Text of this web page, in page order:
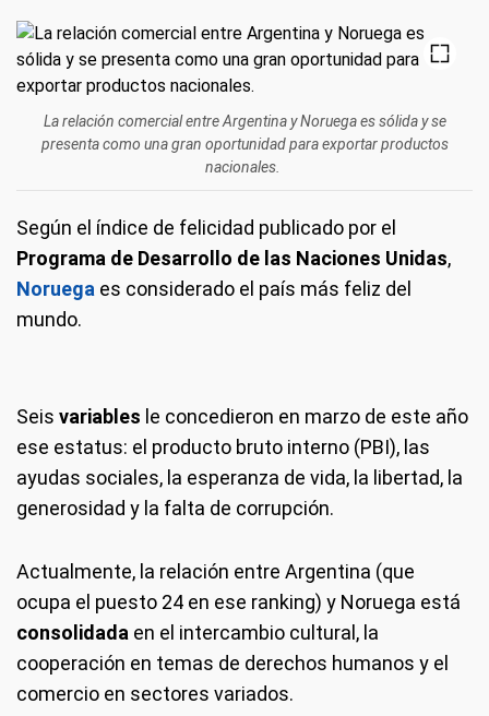
La relación comercial entre Argentina y Noruega es sólida y se
presenta como una gran oportunidad para exportar productos
nacionales.
Según el índice de felicidad publicado por el
Programa de Desarrollo de las Naciones Unidas,
Noruega es considerado el país más feliz del
mundo.
Seis variables le concedieron en marzo de este año
ese estatus: el producto bruto interno (PBI), las
ayudas sociales, la esperanza de vida, la libertad, la
generosidad y la falta de corrupción.
Actualmente, la relación entre Argentina (que
ocupa el puesto 24 en ese ranking) y Noruega está
consolidada en el intercambio cultural, la
cooperación en temas de derechos humanos y el
comercio en sectores variados.